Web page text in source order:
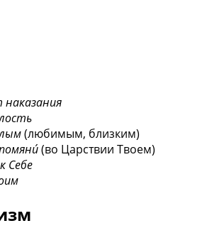
наказания
(любимым, близким)
(во Царствии Твоем)
Себе